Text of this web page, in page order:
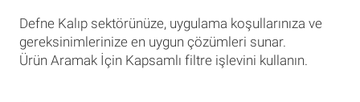
Defne Kalıp sektörünüze, uygulama koşullarınıza ve
gereksinimlerinize en uygun çözümleri sunar.
Ürün Aramak İçin Kapsamlı filtre işlevini kullanın.